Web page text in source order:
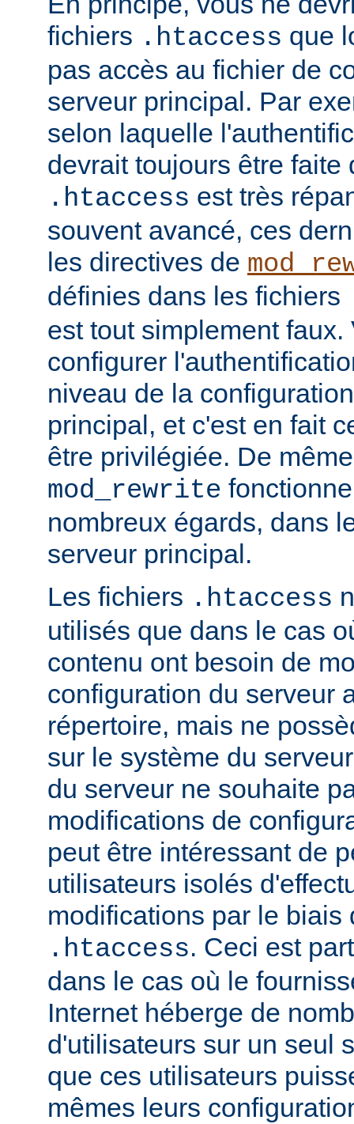
fichiers .htaccess que
pas accès au fichier de
serveur principal. Par
selon laquelle
devrait toujours être faite
.htaccess est très
souvent avancé, ces
les directives de
définies dans les fichiers
est tout simplement faux.
configurer
niveau de la
principal, et c'est en fait
être privilégiée. De
mod_rewrite
nombreux égards, dans
serveur principal.
Les fichiers .htaccess
utilisés que dans le cas
contenu ont besoin de
configuration du serveur
répertoire, mais ne
sur le système du
du serveur ne souhaite
modifications de
peut être intéressant de
utilisateurs isolés
modifications par le biais
.htaccess. Ceci est
dans le cas où le
Internet héberge de
d'utilisateurs sur un seul
que ces utilisateurs
mêmes leurs